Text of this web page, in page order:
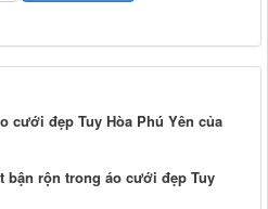
cưới đẹp Tuy Hòa Phú Yên của
bận rộn trong áo cưới đẹp Tuy